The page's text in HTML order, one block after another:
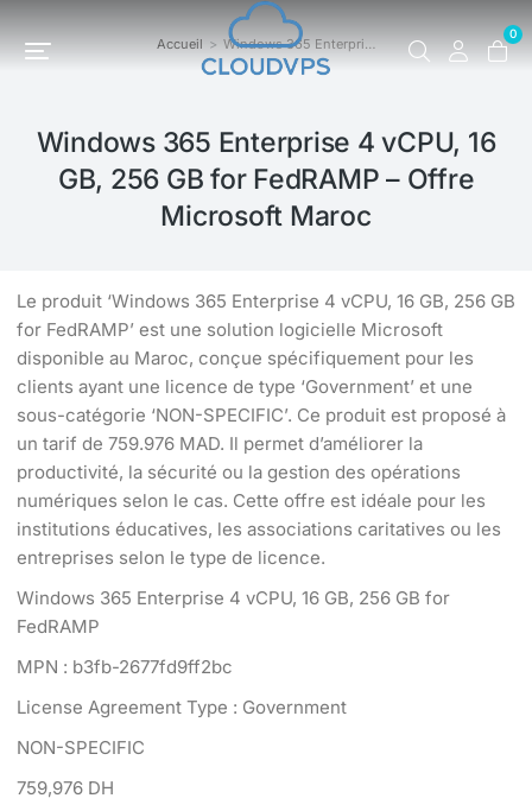
0
Vous êtes ici : Accueil Windows 365 Enterpri…
Windows 365 Enterprise 4 vCPU, 16
GB, 256 GB for FedRAMP – Offre
Microsoft Maroc
Le produit ‘Windows 365 Enterprise 4 vCPU, 16 GB, 256 GB
for FedRAMP’ est une solution logicielle Microsoft
disponible au Maroc, conçue spécifiquement pour les
clients ayant une licence de type ‘Government’ et une
sous-catégorie ‘NON-SPECIFIC’. Ce produit est proposé à
un tarif de 759.976 MAD. Il permet d’améliorer la
productivité, la sécurité ou la gestion des opérations
numériques selon le cas. Cette offre est idéale pour les
institutions éducatives, les associations caritatives ou les
entreprises selon le type de licence.
Windows 365 Enterprise 4 vCPU, 16 GB, 256 GB for
FedRAMP
MPN : b3fb-2677fd9ff2bc
License Agreement Type : Government
NON-SPECIFIC
759,976 DH